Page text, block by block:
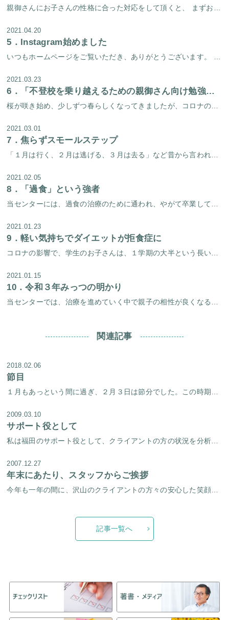
2021.04.20
5． Instagram始めました
2021.03.23
6． 「不登校を乗り越えるための親御さん向け勉強会」を開催しました！
2021.03.01
7． 焦らずスモールステップ
2021.02.05
8． 「過食」という強者
2021.01.23
9． 軽い気持ちでダイエットが拒食症に
2021.01.15
10．令和３年みっつの明かり
関連記事
2018.02.06
節目
2009.03.10
サポート役として
2007.12.27
年末にあたり、スタッフからご挨拶
記事一覧へ